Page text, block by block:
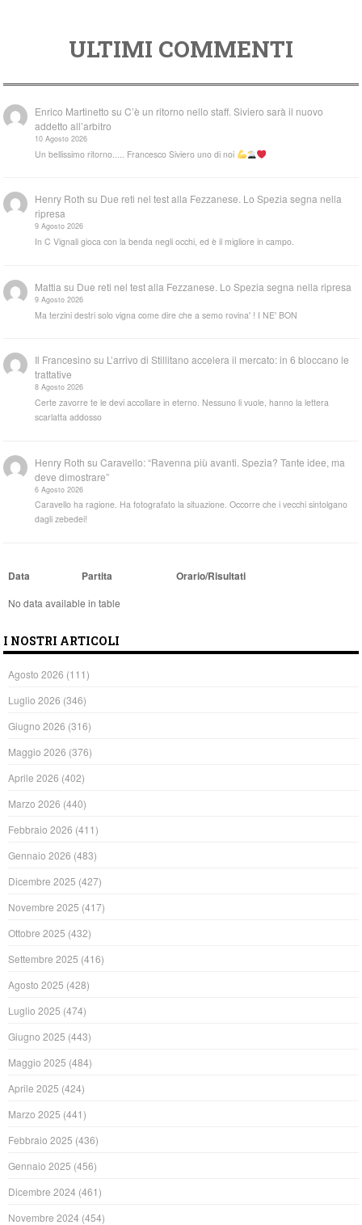
ULTIMI COMMENTI
Enrico Martinetto suC’è un ritorno nello staff. Siviero sarà il nuovo
addetto all’arbitro
10 Agosto 2026
Un bellissimo ritorno..... Francesco Siviero uno di noi
Henry Roth su Due reti nel test alla Fezzanese. Lo Spezia segna nella
ripresa
9 Agosto 2026
In C Vignali gioca con la benda negli occhi, ed è il migliore in campo.
Mattia su Due reti nel test alla Fezzanese. Lo Spezia segna nella ripresa
9 Agosto 2026
Ma terzini destri solo vigna come dire che a semo rovina' ! I NE' BON
Il Francesino su L’arrivo di Stillitano accelera il mercato: in 6 bloccano le
trattative
8 Agosto 2026
Certe zavorre te le devi accollare in eterno. Nessuno li vuole, hanno la lettera
scarlatta addosso
Henry Roth suCaravello: “Ravenna più avanti. Spezia? Tante idee, ma
deve dimostrare”
6 Agosto 2026
Caravello ha ragione. Ha fotografato la situazione. Occorre che i vecchi sintolgano
dagli zebedei!
Data Partita Orario/Risultati
No data available in table
I NOSTRI ARTICOLI
Agosto 2026 (111)
Luglio 2026 (346)
Giugno 2026 (316)
Maggio 2026 (376)
Aprile 2026 (402)
Marzo 2026 (440)
Febbraio 2026 (411)
Gennaio 2026 (483)
Dicembre 2025 (427)
Novembre 2025 (417)
Ottobre 2025 (432)
Settembre 2025 (416)
Agosto 2025 (428)
Luglio 2025 (474)
Giugno 2025 (443)
Maggio 2025 (484)
Aprile 2025 (424)
Marzo 2025 (441)
Febbraio 2025 (436)
Gennaio 2025 (456)
Dicembre 2024 (461)
Novembre 2024 (454)